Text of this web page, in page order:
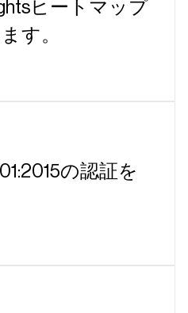
ヒートマップ
す。
の認証を